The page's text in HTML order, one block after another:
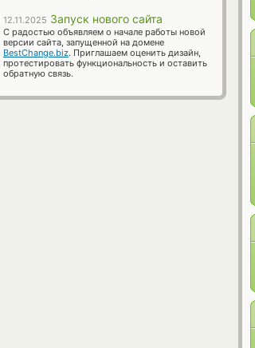
12.11.2025 Запуск нового сайта
С радостью объявляем о начале работы новой
версии сайта, запущенной на домене
BestChange.biz. Приглашаем оценить дизайн,
протестировать функциональность и оставить
обратную связь.